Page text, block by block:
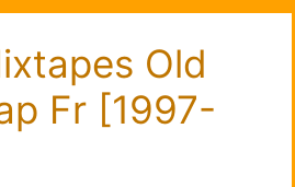
Old
Fr [1997-